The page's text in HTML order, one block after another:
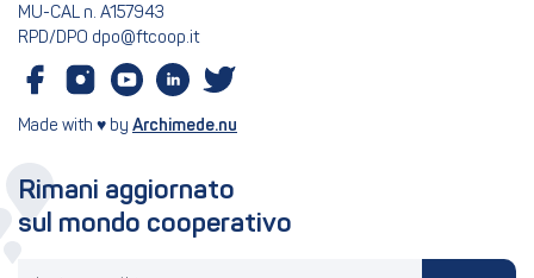
MU-CAL n. A157943
RPD/DPO dpo@ftcoop.it
Made with ♥ by Archimede.nu
Rimani aggiornato
sul mondo cooperativo